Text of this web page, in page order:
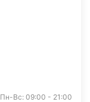
Пн-Вс: 09:00 - 21:00